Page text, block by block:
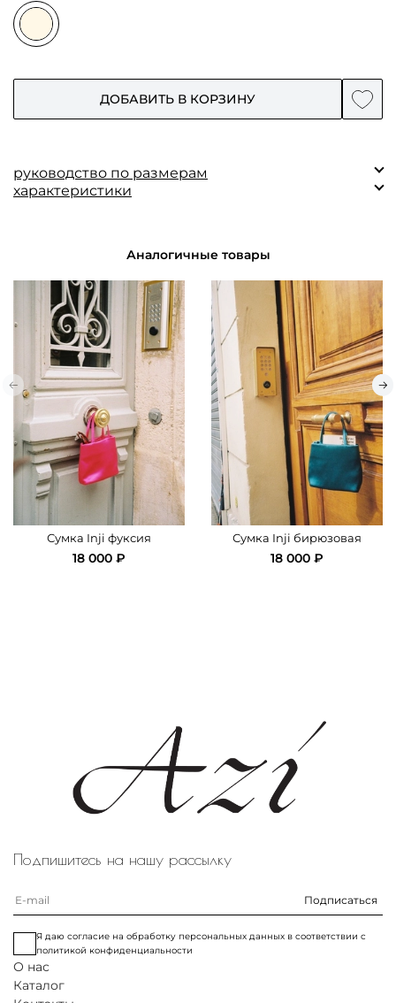
ДОБАВИТЬ В КОРЗИНУ
руководство по размерам
Замеры (см)
7
Высота (без ручек)
характеристики
Аналогичные товары
Сумка Inji фуксия
18 000 ₽
Сумка Inji бирюзовая
18 000 ₽
Подпишитесь на нашу рассылку
Подписаться
Я даю согласие на обработку персональных данных в соответствии с
политикой конфиденциальности
О нас
Каталог